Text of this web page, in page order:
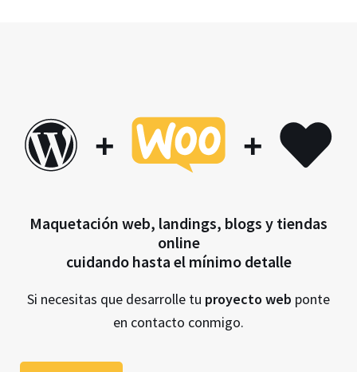
+ +
Maquetación web, landings, blogs y tiendas
online
cuidando hasta el mínimo detalle
Si necesitas que desarrolle tu proyecto web ponte
en contacto conmigo.